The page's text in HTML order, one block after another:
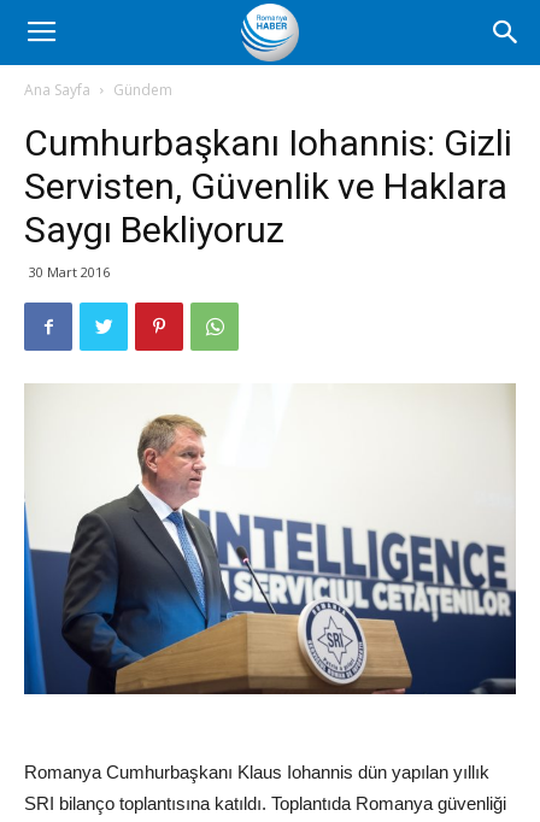
Romanya
Haber
Ana Sayfa Gündem
Cumhurbaşkanı Iohannis: Gizli
Servisten, Güvenlik ve Haklara
Saygı Bekliyoruz
30 Mart 2016
Romanya Cumhurbaşkanı Klaus Iohannis dün yapılan yıllık
SRI bilanço toplantısına katıldı. Toplantıda Romanya güvenliği